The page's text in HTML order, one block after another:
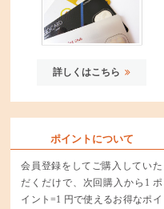
詳しくはこちら
ポイントについて
会員登録をしてご購入していた
だくだけで、次回購入から1 ポ
イント=1 円で使えるお得なポイ